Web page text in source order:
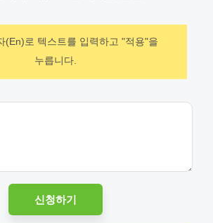
(En)로 텍스트를 입력하고 "적용"을
누릅니다.
신청하기